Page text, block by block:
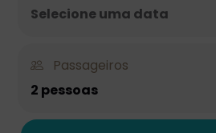
Selecione uma data
Passageiros
2 pessoas